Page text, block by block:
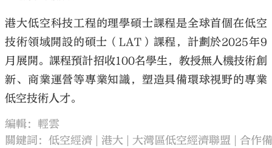
港大低空科技工程的理學碩士課程是全球首個在低空
技術領域開設的碩士（LAT）課程，計劃於2025年9
月展開。課程預計招收100名學生，教授無人機技術創
新、商業運營等專業知識，塑造具備環球視野的專業
低空技術人才。
編輯：輕雲
關鍵詞：低空經濟 港大 大灣區低空經濟聯盟 合作